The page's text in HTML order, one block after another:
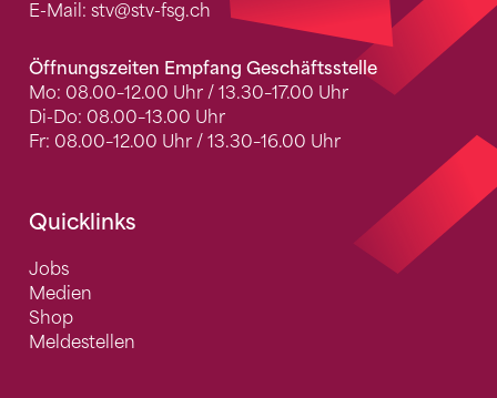
E-Mail: stv@stv-fsg.ch
Öffnungszeiten Empfang Geschäftsstelle
Mo: 08.00–12.00 Uhr / 13.30–17.00 Uhr
Di-Do: 08.00–13.00 Uhr
Fr: 08.00–12.00 Uhr / 13.30–16.00 Uhr
Quicklinks
Jobs
Medien
Shop
Meldestellen